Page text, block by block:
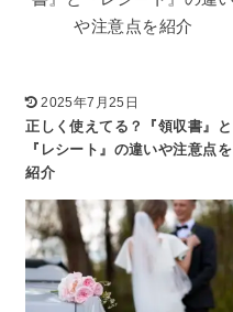
2025年7月25日
正しく使えてる？『領収書』と
『レシート』の違いや注意点を
紹介